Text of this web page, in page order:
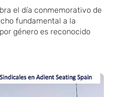
el día conmemorativo de
fundamental a la
género es reconocido